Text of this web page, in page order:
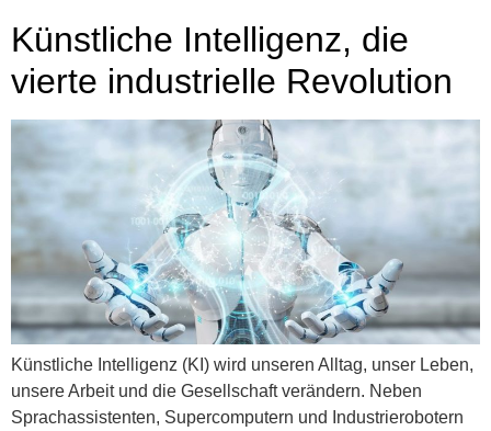
Künstliche Intelligenz, die
vierte industrielle Revolution
Künstliche Intelligenz (KI) wird unseren Alltag, unser Leben,
unsere Arbeit und die Gesellschaft verändern. Neben
Sprachassistenten, Supercomputern und Industrierobotern